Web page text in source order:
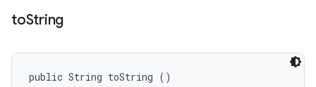
toString
public String toString ()